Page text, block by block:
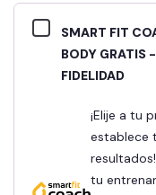
SMART FIT
BODY GRATIS
FIDELIDAD
¡Elije a tu profesor o coach alimenticio,
establece
tu